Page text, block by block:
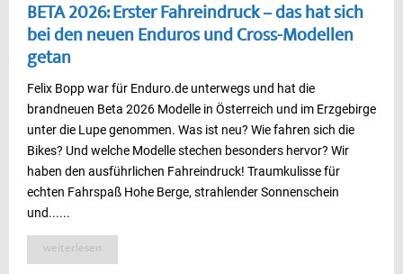
BETA 2026: Erster Fahreindruck – das hat sich
bei den neuen Enduros und Cross-Modellen
getan
Felix Bopp war für Enduro.de unterwegs und hat die
brandneuen Beta 2026 Modelle in Österreich und im Erzgebirge
unter die Lupe genommen. Was ist neu? Wie fahren sich die
Bikes? Und welche Modelle stechen besonders hervor? Wir
haben den ausführlichen Fahreindruck! Traumkulisse für
echten Fahrspaß Hohe Berge, strahlender Sonnenschein
und......
weiterlesen